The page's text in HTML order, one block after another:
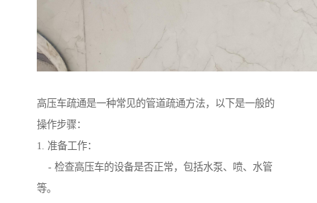
高压车疏通是一种常见的管道疏通方法，以下是一般的
操作步骤：
1. 准备工作：
- 检查高压车的设备是否正常，包括水泵、喷、水管
等。